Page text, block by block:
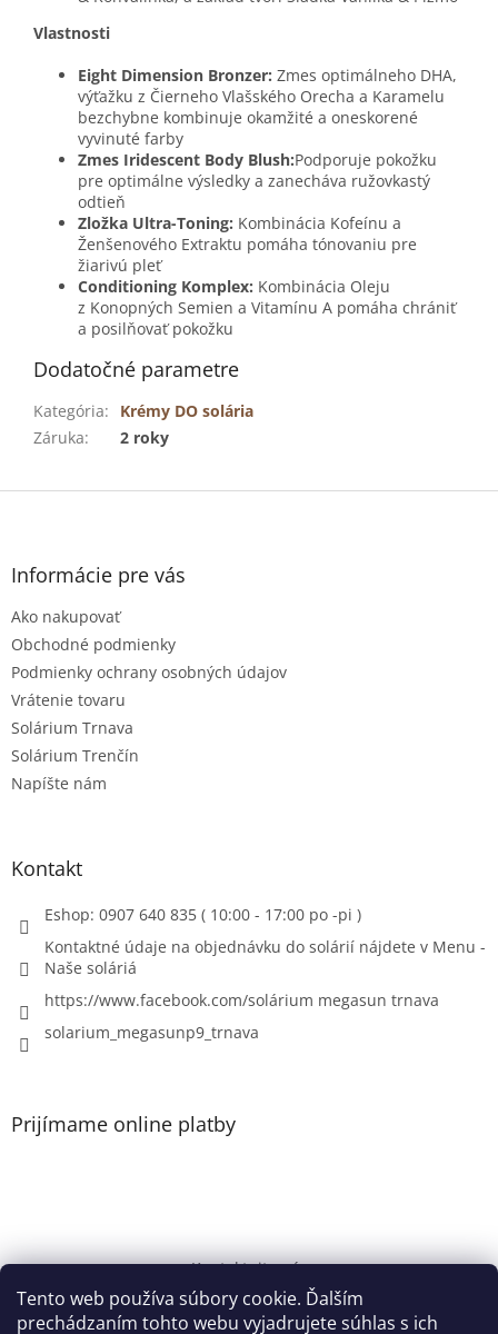
Tento web používa súbory cookie. Ďalším
prechádzaním tohto webu vyjadrujete súhlas s ich
Vlastnosti
Eight Dimension Bronzer: Zmes optimálneho DHA,
výťažku z Čierneho Vlašského Orecha a Karamelu
bezchybne kombinuje okamžité a oneskorené
vyvinuté farby
Zmes Iridescent Body Blush:Podporuje pokožku
pre optimálne výsledky a zanecháva ružovkastý
odtieň
Zložka Ultra-Toning: Kombinácia Kofeínu a
Ženšenového Extraktu pomáha tónovaniu pre
žiarivú pleť
Conditioning Komplex: Kombinácia Oleju
z Konopných Semien a Vitamínu A pomáha chrániť
a posilňovať pokožku
Dodatočné parametre
Kategória:
Krémy DO solária
Záruka: 2 roky
Z
Informácie pre vás
Ako nakupovať
Obchodné podmienky
Podmienky ochrany osobných údajov
Vrátenie tovaru
Solárium Trnava
Solárium Trenčín
Napíšte nám
Kontakt
Eshop: 0907 640 835 ( 10:00 - 17:00 po -pi )
Kontaktné údaje na objednávku do solárií nájdete v Menu -
Naše soláriá
https://www.facebook.com/solárium megasun trnava
solarium_megasunp9_trnava
Prijímame online platby
Kontaktujte nás
Solárium Megasun